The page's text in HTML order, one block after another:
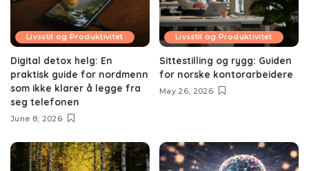
Livsstil og Produktivitet
Digital detox helg: En
praktisk guide for nordmenn
som ikke klarer å legge fra
seg telefonen
June 8, 2026
Livsstil og Produktivitet
Sittestilling og rygg: Guiden
for norske kontorarbeidere
May 26, 2026